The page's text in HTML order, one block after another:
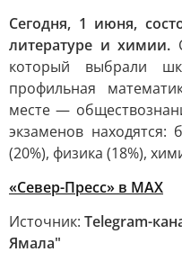
Сегодня, 1 июня,
литературе и химии.
который выбрали
профильная
месте —
экзаменов находятся:
(20%), физика (18%),
«Север-Пресс» в MAX
Источник: Telegram-
Ямала"